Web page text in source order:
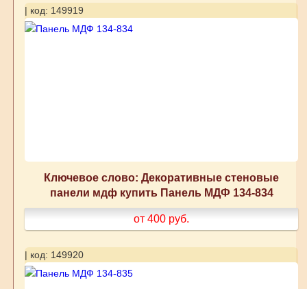
| код: 149919
Ключевое слово: Декоративные стеновые
панели мдф купить Панель МДФ 134-834
от 400 руб.
| код: 149920